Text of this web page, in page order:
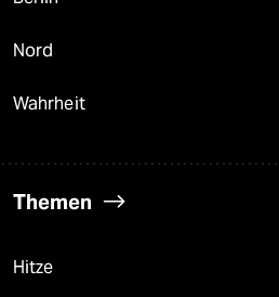
Nord
Wahrheit
Themen
Hitze